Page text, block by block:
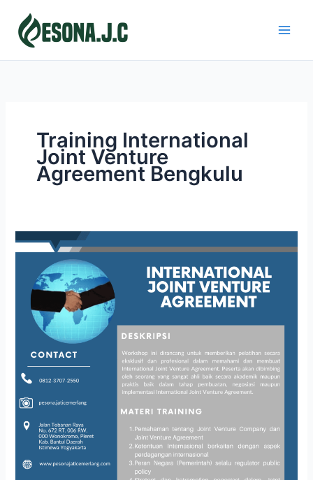
content
Training International
Joint Venture
Agreement Bengkulu
INTERNATIONAL
JOINT
VENTURE
AGREEMENT